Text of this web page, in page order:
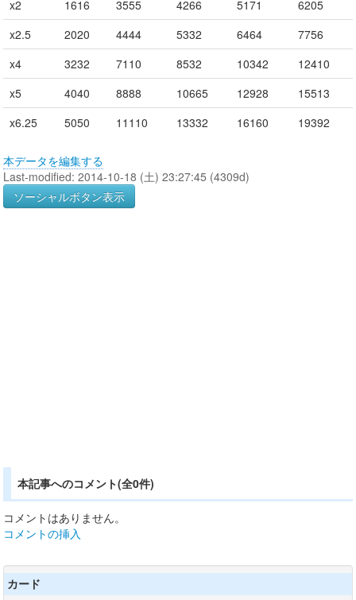
x2 1616 3555 4266 5171
6205
x2.5
2020 4444 5332 6464
7756
x4
3232 7110 8532 10342
12410
x5
4040 8888 10665 12928
15513
x6.25
5050 11110 13332 16160 19392
本データを編集する
Last-modified: 2014-10-18 (土) 23:27:45 (4309d)
ソーシャルボタン表示
本記事へのコメント(全0件)
コメントはありません。
コメントの挿入
カード